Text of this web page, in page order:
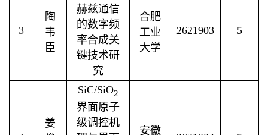
3
陶
韦
臣
赫兹通信
的数字频
率合成关
键技术研
究
合肥
工业
大学
2621903 5
姜
SiC/SiO2
界面原子
级调控机
安徽